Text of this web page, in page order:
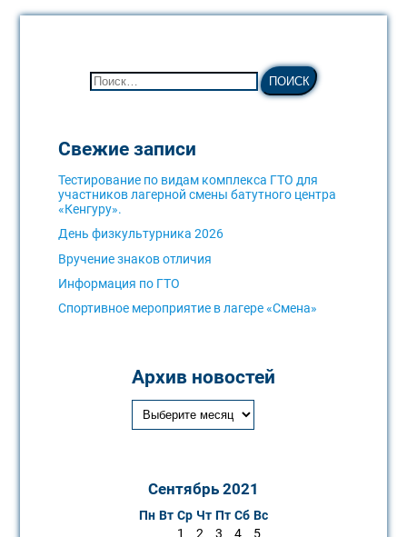
Свежие записи
Тестирование по видам комплекса ГТО для
участников лагерной смены батутного центра
«Кенгуру».
День физкультурника 2026
Вручение знаков отличия
Информация по ГТО
Спортивное мероприятие в лагере «Смена»
Архив новостей
Сентябрь 2021
Пн Вт Ср Чт Пт Сб Вс
1
2 3 4 5